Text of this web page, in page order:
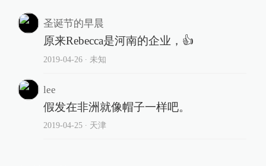
圣诞节的早晨
原来Rebecca是河南的企业，👍
2019-04-26∙ 未知
lee
假发在非洲就像帽子一样吧。
2019-04-25∙ 天津